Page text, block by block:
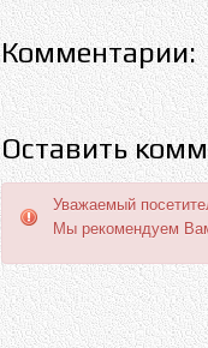
Комментарии:
Оставить
Уважаемый
Мы рекомендуем